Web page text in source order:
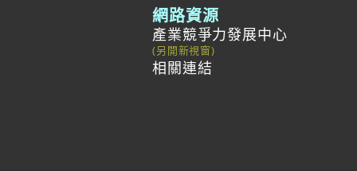
網路資源
產業競爭力發展中心
相關連結